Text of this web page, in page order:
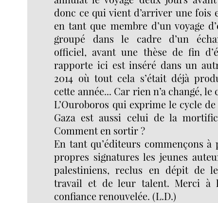
donc ce qui vient d’arriver une fois
en tant que membre d’un voyage
groupé dans le cadre d’un
officiel, avant une thèse de fin
rapporte ici est inséré dans un
2014 où tout cela s’était déjà
cette année... Car rien n’a changé,
L’Ouroboros qui exprime le cycle
Gaza est aussi celui de la
Comment en sortir ?
En tant qu’éditeurs commençons
propres signatures les jeunes
palestiniens, reclus en dépit de
travail et de leur talent. Merci à
confiance renouvelée. (L.D.)